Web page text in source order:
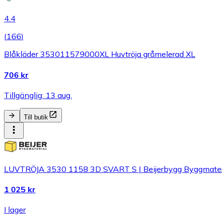
4.4
(166)
Blåkläder 353011579000XL Huvtröja gråmelerad XL
706 kr
Tillgänglig: 13 aug.
Till butik
LUVTRÖJA 3530 1158 3D SVART S | Beijerbygg
1 025 kr
I lager